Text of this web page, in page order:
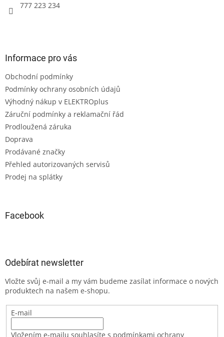
777 223 234
Informace pro vás
Obchodní podmínky
Podmínky ochrany osobních údajů
Výhodný nákup v ELEKTROplus
Záruční podmínky a reklamační řád
Prodloužená záruka
Doprava
Prodávané značky
Přehled autorizovaných servisů
Prodej na splátky
Facebook
Odebírat newsletter
Vložte svůj e-mail a my vám budeme zasílat informace o nových
produktech na našem e-shopu.
E-mail
Vložením e-mailu souhlasíte s podmínkami ochrany